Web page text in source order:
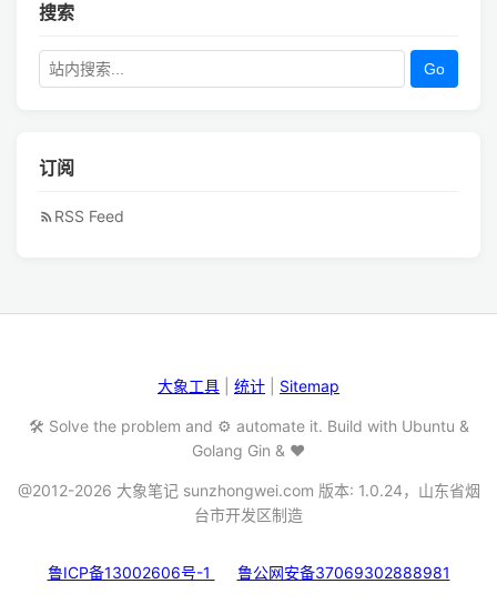
搜索
Go
订阅
RSS Feed
大象工具 统计 Sitemap
🛠️ Solve the problem and ⚙️ automate it. Build with Ubuntu &
Golang Gin & ❤️
@2012-2026 大象笔记 sunzhongwei.com 版本: 1.0.24，山东省烟
台市开发区制造
鲁ICP备13002606号-1 鲁公网安备37069302888981